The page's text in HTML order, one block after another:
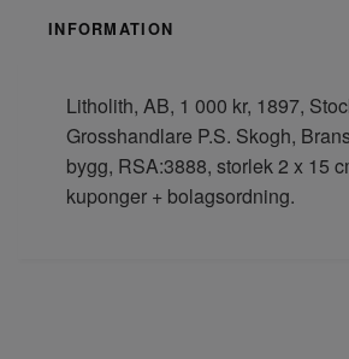
INFORMATION
Litholith, AB, 1 000 kr, 1897,
Grosshandlare P.S. Skogh,
bygg, RSA:3888, storlek 2 x 15
kuponger + bolagsordning.